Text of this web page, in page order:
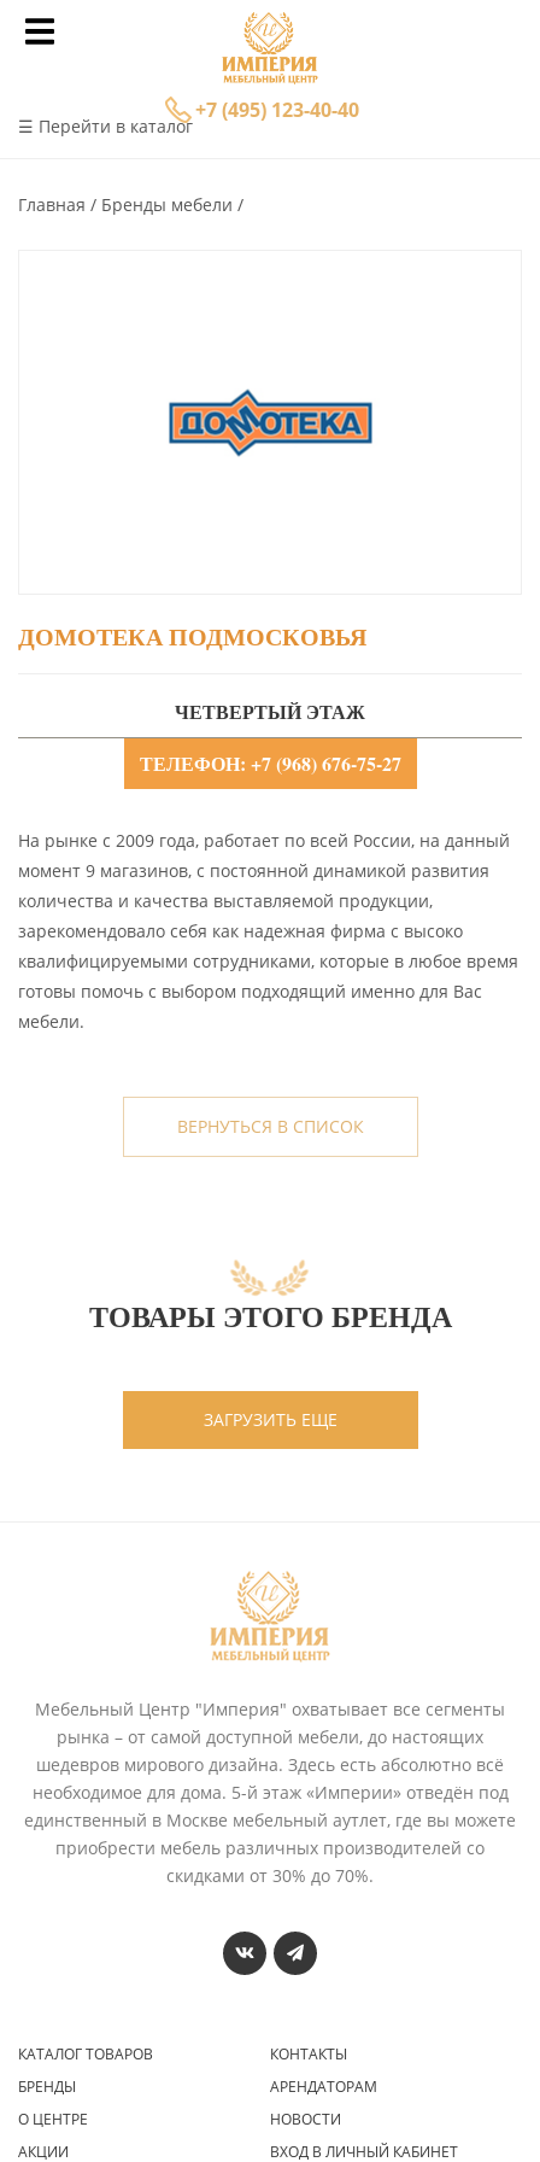
+7 (495) 123-40-40
☰ Перейти в каталог
Главная Бренды мебели
ДОМОТЕКА ПОДМОСКОВЬЯ
ЧЕТВЕРТЫЙ ЭТАЖ
ТЕЛЕФОН: +7 (968) 676-75-27
На рынке с 2009 года, работает по всей России, на данный
момент 9 магазинов, с постоянной динамикой развития
количества и качества выставляемой продукции,
зарекомендовало себя как надежная фирма с высоко
квалифицируемыми сотрудниками, которые в любое время
готовы помочь с выбором подходящий именно для Вас
мебели.
ВЕРНУТЬСЯ В СПИСОК
ТОВАРЫ ЭТОГО БРЕНДА
ЗАГРУЗИТЬ ЕЩЕ
Мебельный Центр "Империя" охватывает все сегменты
рынка – от самой доступной мебели, до настоящих
шедевров мирового дизайна. Здесь есть абсолютно всё
необходимое для дома. 5-й этаж «Империи» отведён под
единственный в Москве мебельный аутлет, где вы можете
приобрести мебель различных производителей со
скидками от 30% до 70%.
КАТАЛОГ ТОВАРОВ
БРЕНДЫ
О ЦЕНТРЕ
АКЦИИ
КОНТАКТЫ
АРЕНДАТОРАМ
НОВОСТИ
ВХОД В ЛИЧНЫЙ КАБИНЕТ